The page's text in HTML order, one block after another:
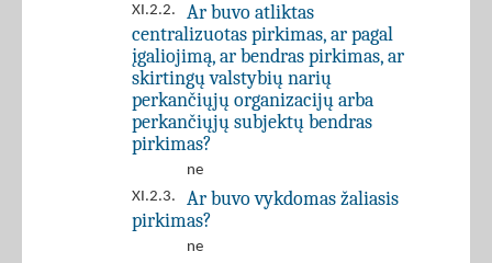
XI.2.2.
Ar buvo atliktas
centralizuotas pirkimas, ar pagal
įgaliojimą, ar bendras pirkimas, ar
skirtingų valstybių narių
perkančiųjų organizacijų arba
perkančiųjų subjektų bendras
pirkimas?
ne
XI.2.3.
Ar buvo vykdomas žaliasis
pirkimas?
ne